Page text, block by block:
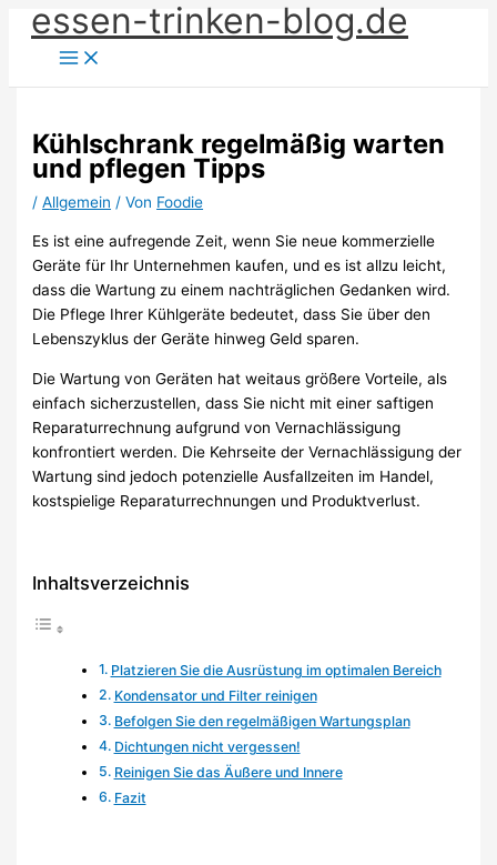
Zum
Inhalt
springen
essen-trinken-blog.de
Kühlschrank regelmäßig warten
und pflegen Tipps
/Allgemein / Von Foodie
Es ist eine aufregende Zeit, wenn Sie neue kommerzielle
Geräte für Ihr Unternehmen kaufen, und es ist allzu leicht,
dass die Wartung zu einem nachträglichen Gedanken wird.
Die Pflege Ihrer Kühlgeräte bedeutet, dass Sie über den
Lebenszyklus der Geräte hinweg Geld sparen.
Die Wartung von Geräten hat weitaus größere Vorteile, als
einfach sicherzustellen, dass Sie nicht mit einer saftigen
Reparaturrechnung aufgrund von Vernachlässigung
konfrontiert werden. Die Kehrseite der Vernachlässigung der
Wartung sind jedoch potenzielle Ausfallzeiten im Handel,
kostspielige Reparaturrechnungen und Produktverlust.
Inhaltsverzeichnis
Platzieren Sie die Ausrüstung im optimalen Bereich
Kondensator und Filter reinigen
Befolgen Sie den regelmäßigen Wartungsplan
Dichtungen nicht vergessen!
Reinigen Sie das Äußere und Innere
Fazit